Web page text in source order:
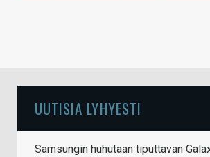
UUTISIA LYHYESTI
Samsungin huhutaan tiputtavan